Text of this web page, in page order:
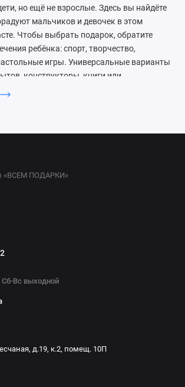
но ещё не взрослые. Здесь вы найдёте
мальчиков и девочек в этом
Чтобы выбрать подарок, обратите
ребёнка: спорт, творчество,
игры. Универсальные варианты
конструкторы, книги или
идей: электронные гаджеты
Выбирайте и дарите радость!
«ВСЕМ ПОДАРКИ»
Сб-Вс выходной
д.19, к.2, помещ. 10П